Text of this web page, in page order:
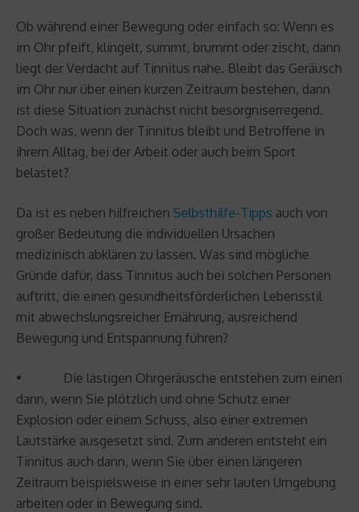
Ob während einer Bewegung oder einfach so: Wenn es
im Ohr pfeift, klingelt, summt, brummt oder zischt, dann
liegt der Verdacht auf Tinnitus nahe. Bleibt das Geräusch
im Ohr nur über einen kurzen Zeitraum bestehen, dann
ist diese Situation zunächst nicht besorgniserregend.
Doch was, wenn der Tinnitus bleibt und Betroffene in
ihrem Alltag, bei der Arbeit oder auch beim Sport
belastet?
Da ist es neben hilfreichen Selbsthilfe-Tipps auch von
großer Bedeutung die individuellen Ursachen
medizinisch abklären zu lassen. Was sind mögliche
Gründe dafür, dass Tinnitus auch bei solchen Personen
auftritt, die einen gesundheitsförderlichen Lebensstil
mit abwechslungsreicher Ernährung, ausreichend
Bewegung und Entspannung führen?
• Die lästigen Ohrgeräusche entstehen zum einen
dann, wenn Sie plötzlich und ohne Schutz einer
Explosion oder einem Schuss, also einer extremen
Lautstärke ausgesetzt sind. Zum anderen entsteht ein
Tinnitus auch dann, wenn Sie über einen längeren
Zeitraum beispielsweise in einer sehr lauten Umgebung
arbeiten oder in Bewegung sind.